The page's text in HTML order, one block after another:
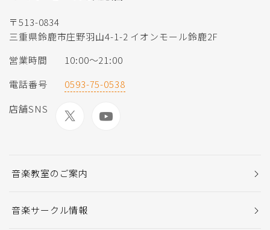
〒513-0834
三重県鈴鹿市庄野羽山4-1-2 イオンモール鈴鹿2F
営業時間
10:00〜21:00
電話番号
0593-75-0538
店舗SNS
音楽教室のご案内
音楽サークル情報